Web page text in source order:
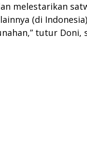
melestarikan
(di
tutur Doni,